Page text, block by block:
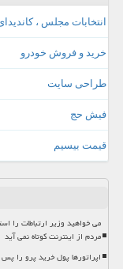
انتخابات مجلس ،
خرید و فروش خودرو
طراحی سایت
فیش حج
قیمت بیسیم
می خواهید وزیر ارتباطات را
مردم از اینترنت کوتاه نمی آید
اپراتورها پول خرید پرو را